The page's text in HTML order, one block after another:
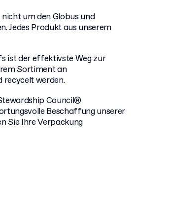
um den Globus und
Jedes Produkt aus unserem
ist der effektivste Weg zur
Sortiment an
recycelt werden.
Council®
Beschaffung unserer
Sie Ihre Verpackung